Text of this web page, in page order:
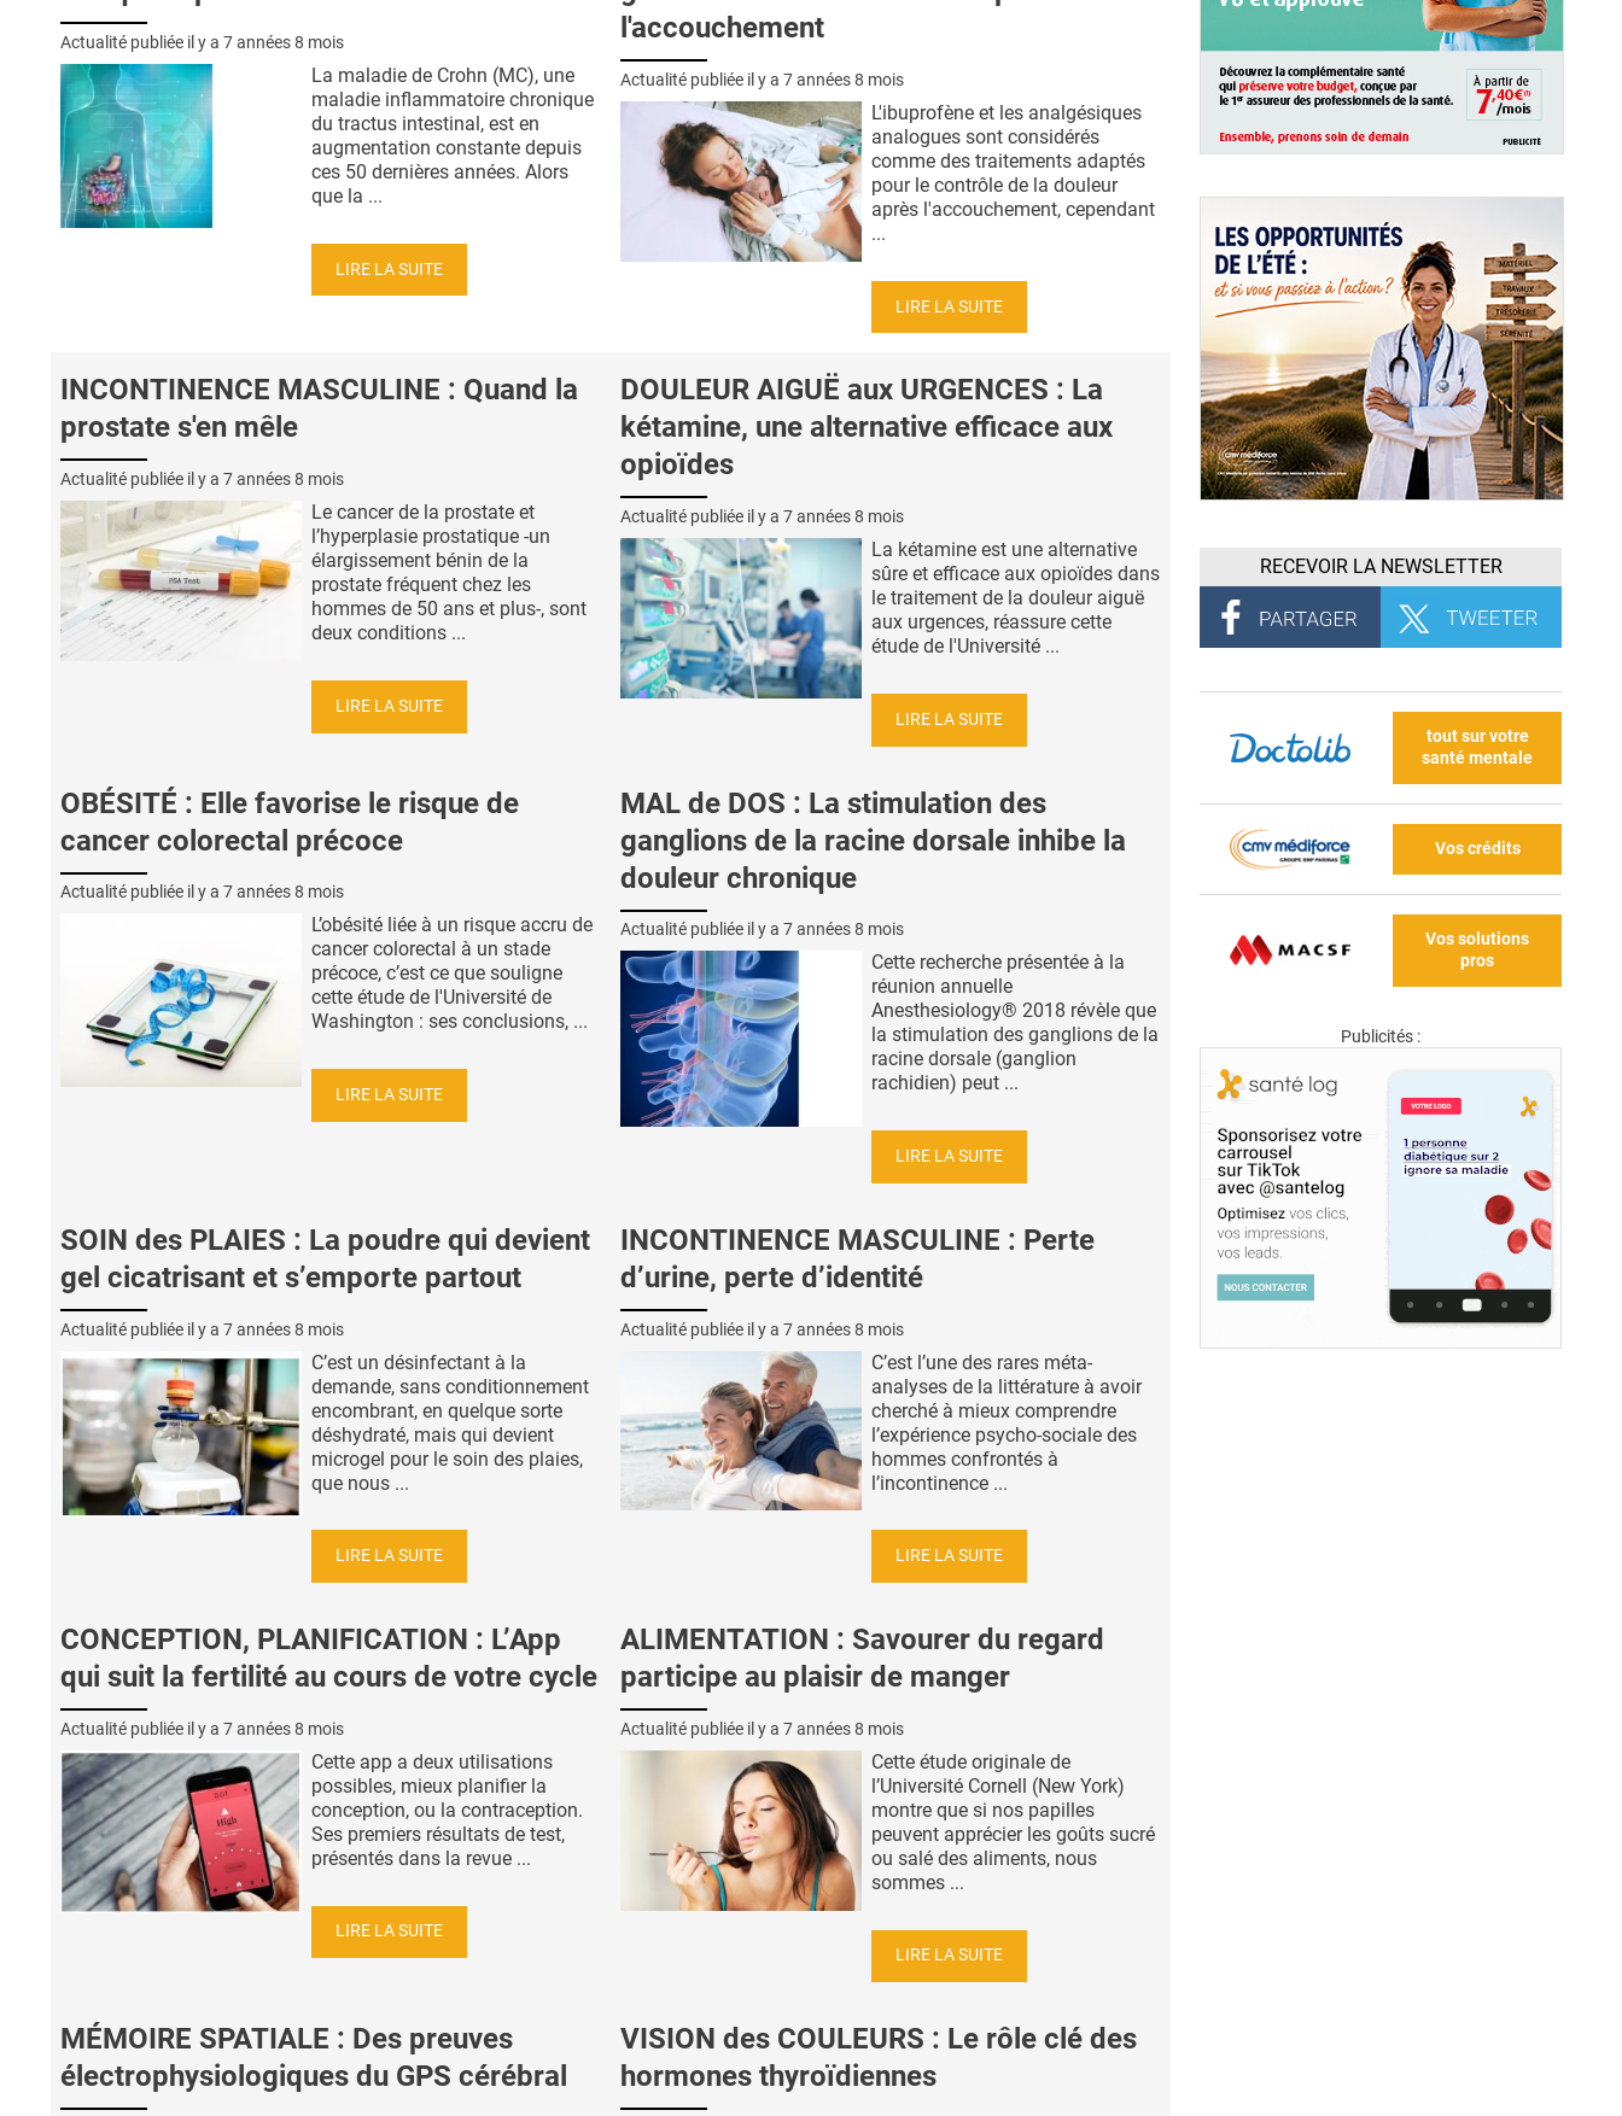
Actualité publiée il y a 7 années 8 mois
La maladie de Crohn (MC), une
maladie inflammatoire chronique
du tractus intestinal, est en
augmentation constante depuis
ces 50 dernières années. Alors
que la ...
LIRE LA SUITE
l'accouchement
Actualité publiée il y a 7 années 8 mois
L'ibuprofène et les analgésiques
analogues sont considérés
comme des traitements adaptés
pour le contrôle de la douleur
après l'accouchement, cependant
...
LIRE LA SUITE
INCONTINENCE MASCULINE : Quand la
prostate s'en mêle
Actualité publiée il y a 7 années 8 mois
Le cancer de la prostate et
l’hyperplasie prostatique -un
élargissement bénin de la
prostate fréquent chez les
hommes de 50 ans et plus-, sont
deux conditions ...
LIRE LA SUITE
DOULEUR AIGUË aux URGENCES : La
kétamine, une alternative efficace aux
opioïdes
Actualité publiée il y a 7 années 8 mois
La kétamine est une alternative
sûre et efficace aux opioïdes dans
le traitement de la douleur aiguë
aux urgences, réassure cette
étude de l'Université ...
LIRE LA SUITE
OBÉSITÉ : Elle favorise le risque de
cancer colorectal précoce
Actualité publiée il y a 7 années 8 mois
L’obésité liée à un risque accru de
cancer colorectal à un stade
précoce, c’est ce que souligne
cette étude de l'Université de
Washington : ses conclusions, ...
LIRE LA SUITE
MAL de DOS : La stimulation des
ganglions de la racine dorsale inhibe la
douleur chronique
Actualité publiée il y a 7 années 8 mois
Cette recherche présentée à la
réunion annuelle
Anesthesiology® 2018 révèle que
la stimulation des ganglions de la
racine dorsale (ganglion
rachidien) peut ...
LIRE LA SUITE
SOIN des PLAIES : La poudre qui devient
gel cicatrisant et s’emporte partout
Actualité publiée il y a 7 années 8 mois
C’est un désinfectant à la
demande, sans conditionnement
encombrant, en quelque sorte
déshydraté, mais qui devient
microgel pour le soin des plaies,
que nous ...
LIRE LA SUITE
INCONTINENCE MASCULINE : Perte
d’urine, perte d’identité
Actualité publiée il y a 7 années 8 mois
C’est l’une des rares méta-
analyses de la littérature à avoir
cherché à mieux comprendre
l’expérience psycho-sociale des
hommes confrontés à
l’incontinence ...
LIRE LA SUITE
CONCEPTION, PLANIFICATION : L’App
qui suit la fertilité au cours de votre cycle
Actualité publiée il y a 7 années 8 mois
Cette app a deux utilisations
possibles, mieux planifier la
conception, ou la contraception.
Ses premiers résultats de test,
présentés dans la revue ...
LIRE LA SUITE
ALIMENTATION : Savourer du regard
participe au plaisir de manger
Actualité publiée il y a 7 années 8 mois
Cette étude originale de
l’Université Cornell (New York)
montre que si nos papilles
peuvent apprécier les goûts sucré
ou salé des aliments, nous
sommes ...
LIRE LA SUITE
MÉMOIRE SPATIALE : Des preuves
électrophysiologiques du GPS cérébral
VISION des COULEURS : Le rôle clé des
hormones thyroïdiennes
RECEVOIR LA NEWSLETTER
tout sur votre
santé mentale
Vos crédits
Vos solutions
pros
Publicités :